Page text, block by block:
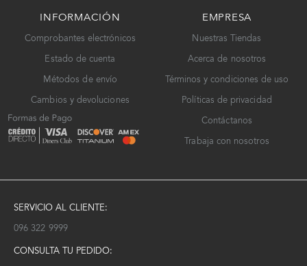
INFORMACIÓN
Comprobantes electrónicos
Estado de cuenta
Métodos de envío
Cambios y devoluciones
EMPRESA
Nuestras Tiendas
Acerca de nosotros
Términos y condiciones de uso
Políticas de privacidad
Contáctanos
Trabaja con nosotros
SERVICIO AL CLIENTE:
096 322 9999
CONSULTA TU PEDIDO: